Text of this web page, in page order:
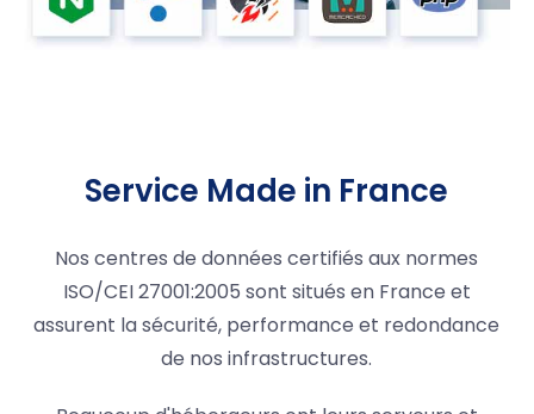
Service Made in France
Nos centres de données certifiés aux normes
ISO/CEI 27001:2005 sont situés en France et
assurent la sécurité, performance et redondance
de nos infrastructures.